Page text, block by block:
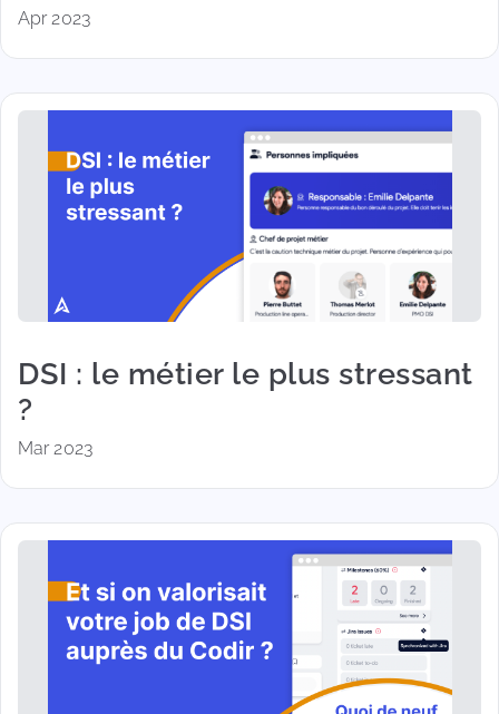
Apr 2023
DSI : le métier le plus stressant
?
Mar 2023